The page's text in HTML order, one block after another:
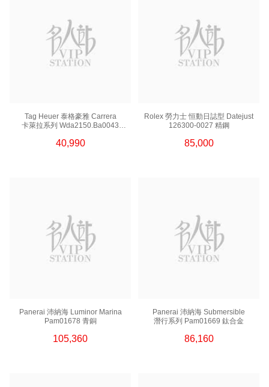
Tag Heuer 泰格豪雅 Carrera
卡萊拉系列 Wda2150.Ba0043
40,990
Rolex 勞力士 恒動日誌型 Datejust
126300-0027 精鋼
85,000
Panerai 沛納海 Luminor Marina
Pam01678 青銅
105,360
Panerai 沛納海 Submersible
潛行系列 Pam01669 鈦合金
86,160